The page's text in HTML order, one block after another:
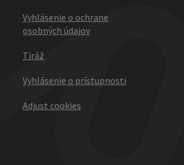
Vyhlásenie o ochrane
osobných údajov
Tiráž
Vyhlásenie o prístupnosti
Adjust cookies